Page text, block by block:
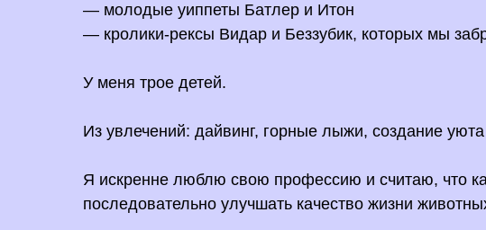
— молодые уиппеты Батлер и Итон
— кролики-рексы Видар и Беззубик, которых мы
У меня трое детей.
Из увлечений: дайвинг, горные лыжи, создание
Я искренне люблю свою профессию и считаю, что
последовательно улучшать качество жизни